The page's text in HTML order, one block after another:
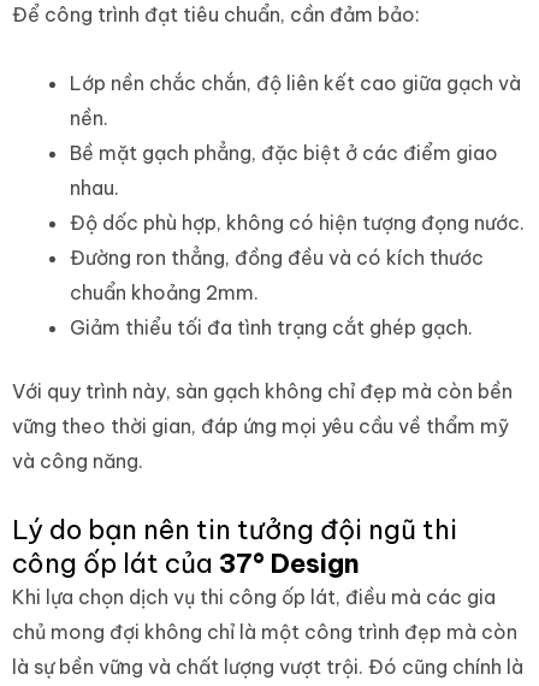
Để công trình đạt tiêu chuẩn, cần đảm bảo:
Lớp nền chắc chắn, độ liên kết cao giữa gạch và
nền.
Bề mặt gạch phẳng, đặc biệt ở các điểm giao
nhau.
Độ dốc phù hợp, không có hiện tượng đọng nước.
Đường ron thẳng, đồng đều và có kích thước
chuẩn khoảng 2mm.
Giảm thiểu tối đa tình trạng cắt ghép gạch.
Với quy trình này, sàn gạch không chỉ đẹp mà còn bền
vững theo thời gian, đáp ứng mọi yêu cầu về thẩm mỹ
và công năng.
Lý do bạn nên tin tưởng đội ngũ thi
công ốp lát của 37° Design
Khi lựa chọn dịch vụ thi công ốp lát, điều mà các gia
chủ mong đợi không chỉ là một công trình đẹp mà còn
là sự bền vững và chất lượng vượt trội. Đó cũng chính là